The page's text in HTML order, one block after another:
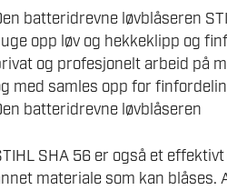
batteridrevne løvblåseren
opp løv og hekkeklipp og
og profesjonelt arbeid på
med samles opp for
batteridrevne løvblåseren
SHA 56 er også et
materiale som kan blåses.